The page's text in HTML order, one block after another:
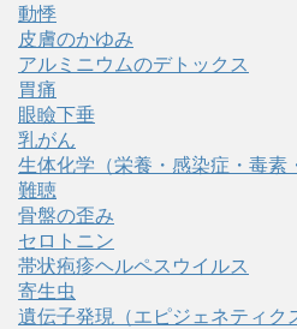
動悸
皮膚のかゆみ
アルミニウムのデトックス
胃痛
眼瞼下垂
乳がん
生体化学（栄養・感染症・毒素
難聴
骨盤の歪み
セロトニン
帯状疱疹ヘルペスウイルス
寄生虫
遺伝子発現（エピジェネティク